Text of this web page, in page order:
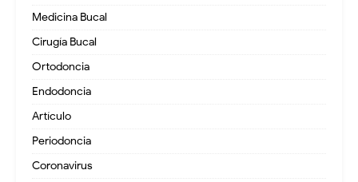
Medicina Bucal
Cirugía Bucal
Ortodoncia
Endodoncia
Artículo
Periodoncia
Coronavirus